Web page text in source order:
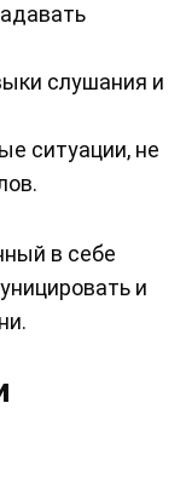
слушания и
ситуации, не
в себе
и